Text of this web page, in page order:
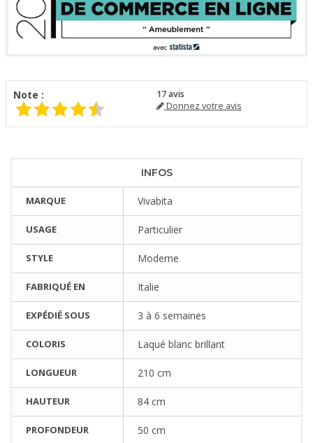
Note : 17avis
Donnez votre avis
INFOS
MARQUE Vivabita
USAGE Particulier
STYLE Moderne
FABRIQUÉ EN Italie
EXPÉDIÉ SOUS 3 à 6 semaines
COLORIS Laqué blanc brillant
LONGUEUR 210 cm
HAUTEUR 84 cm
PROFONDEUR 50 cm